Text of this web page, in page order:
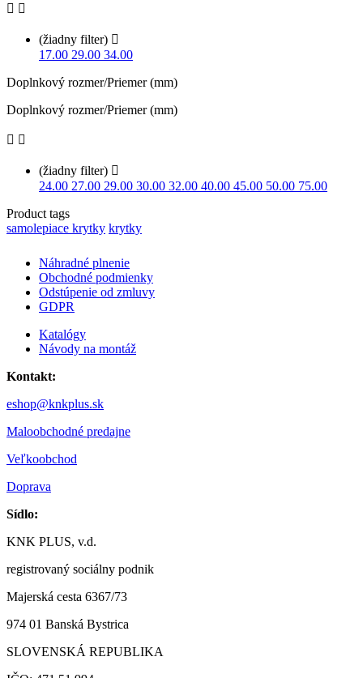
 
(žiadny filter) 
17.00 29.00 34.00
Doplnkový rozmer/Priemer (mm)
Doplnkový rozmer/Priemer (mm)
 
(žiadny filter) 
24.00 27.00 29.00 30.00 32.00 40.00 45.00 50.00 75.00
Product tags
samolepiace krytky krytky
Náhradné plnenie
Obchodné podmienky
Odstúpenie od zmluvy
GDPR
Katalógy
Návody na montáž
Kontakt:
eshop@knkplus.sk
Maloobchodné predajne
Veľkoobchod
Doprava
Sídlo:
KNK PLUS, v.d.
registrovaný sociálny podnik
Majerská cesta 6367/73
974 01 Banská Bystrica
SLOVENSKÁ REPUBLIKA